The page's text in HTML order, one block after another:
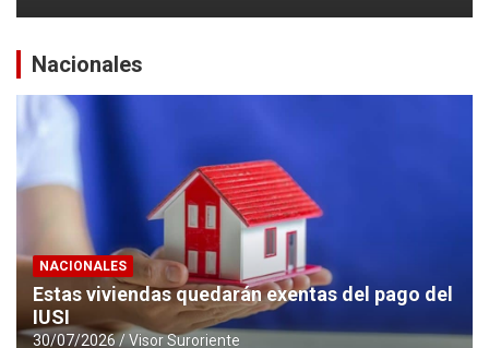
Nacionales
NACIONALES
Estas viviendas quedarán exentas del pago del
IUSI
30/07/2026 Visor Suroriente